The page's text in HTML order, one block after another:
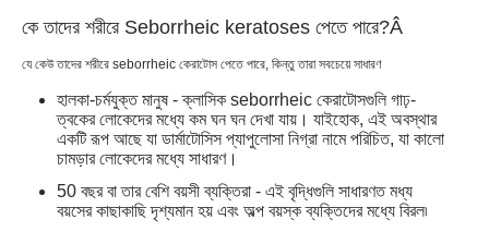
কে তাদের শরীরে Seborrheic keratoses পেতে পারে?Â
যে কেউ তাদের শরীরে seborrheic কেরাটোস পেতে পারে, কিন্তু তারা সবচেয়ে সাধারণ
হালকা-চর্মযুক্ত মানুষ - ক্লাসিক seborrheic কেরাটোসগুলি গাঢ়-
ত্বকের লোকেদের মধ্যে কম ঘন ঘন দেখা যায়। যাইহোক, এই অবস্থার
একটি রূপ আছে যা ডার্মাটোসিস প্যাপুলোসা নিগ্রা নামে পরিচিত, যা কালো
চামড়ার লোকেদের মধ্যে সাধারণ।
50 বছর বা তার বেশি বয়সী ব্যক্তিরা - এই বৃদ্ধিগুলি সাধারণত মধ্য
বয়সের কাছাকাছি দৃশ্যমান হয় এবং অল্প বয়স্ক ব্যক্তিদের মধ্যে বিরল৷